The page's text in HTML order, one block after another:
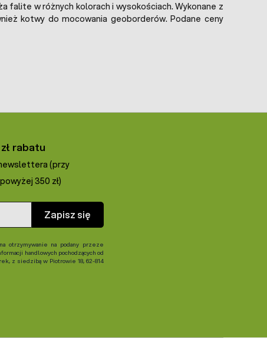
w różnych kolorach i wysokościach. Wykonane z
kotwy do mocowania geoborderów. Podane ceny
rabatu
(przy
350 zł)
Zapisz się
otrzymywanie na podany przeze
handlowych pochodzących od
z siedzibą w Piotrowie 18, 62-814